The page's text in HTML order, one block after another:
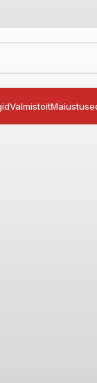
Valmistoit